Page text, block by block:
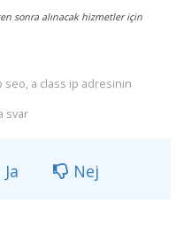
sonra alınacak hizmetler için
seo, a class ip adresinin
svar
Ja Nej